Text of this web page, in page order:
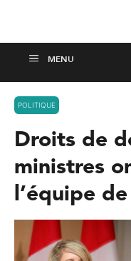
POLITIQUE
Droits de
ministres
l’équipe